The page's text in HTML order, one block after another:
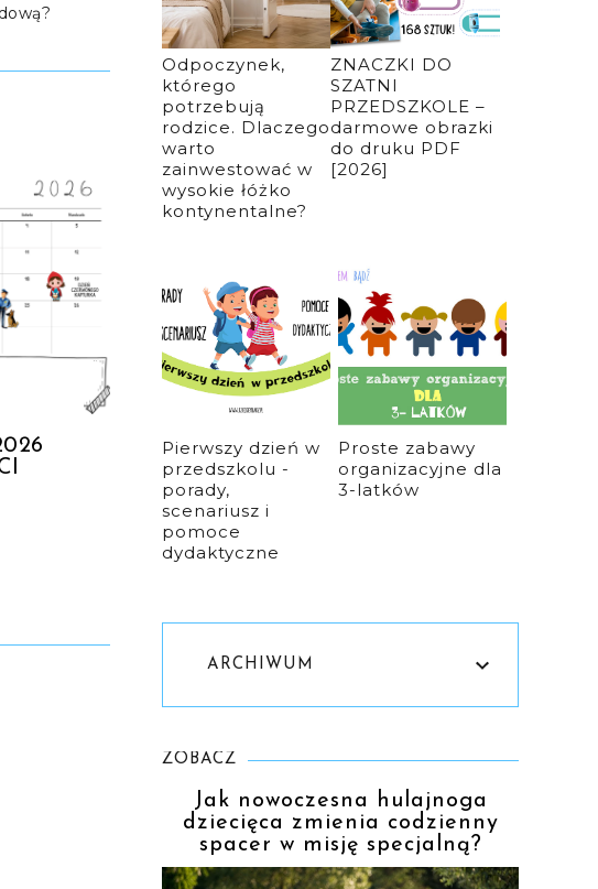
Odpoczynek,
którego
potrzebują
rodzice. Dlaczego
warto
zainwestować w
wysokie łóżko
kontynentalne?
ZNACZKI DO
SZATNI
PRZEDSZKOLE –
darmowe obrazki
do druku PDF
[2026]
Pierwszy dzień w
przedszkolu -
porady,
scenariusz i
pomoce
dydaktyczne
Proste zabawy
organizacyjne dla
3-latków
ARCHIWUM
ZOBACZ
Jak nowoczesna hulajnoga
dziecięca zmienia codzienny
spacer w misję specjalną?